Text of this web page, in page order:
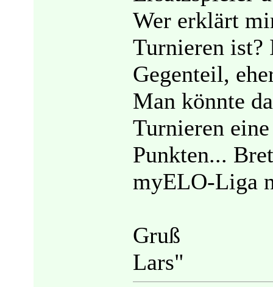
Wer erklärt
Turnieren ist?
Gegenteil,
Man könnte
Turnieren
Punkten...
myELO-Liga
Gruß
Lars"